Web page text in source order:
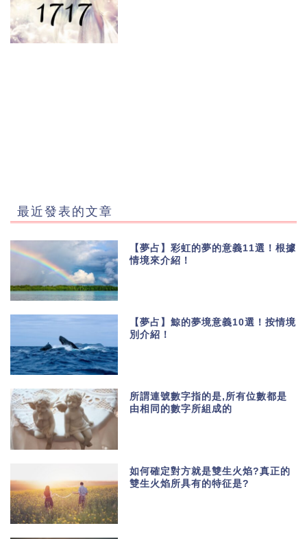
最近發表的文章
【夢占】彩虹的夢的意義11選！根據
情境來介紹！
【夢占】鯨的夢境意義10選！按情境
別介紹！
所謂連號數字指的是,所有位數都是
由相同的數字所組成的
如何確定對方就是雙生火焰?真正的
雙生火焰所具有的特征是?